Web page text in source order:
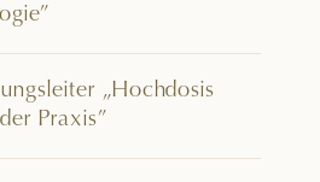
„Hochdosis
Praxis”